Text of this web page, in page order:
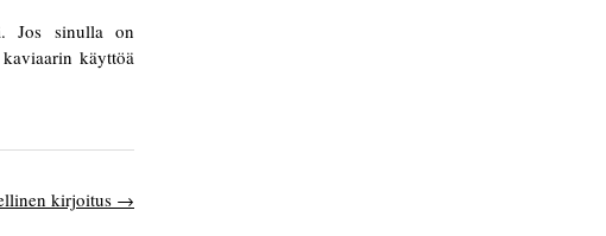
Jos sinulla on
käyttöä
kirjoitus →